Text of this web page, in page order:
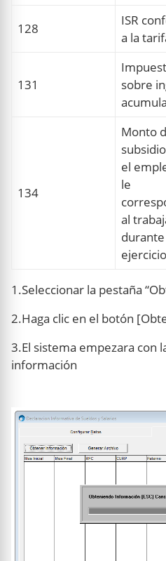
128
ISR
a la
131
sobre
134
Monto
el
le
al
ejercicio
1.Seleccionar la pestaña
2.Haga clic en el botón
3.El sistema empezara con
información